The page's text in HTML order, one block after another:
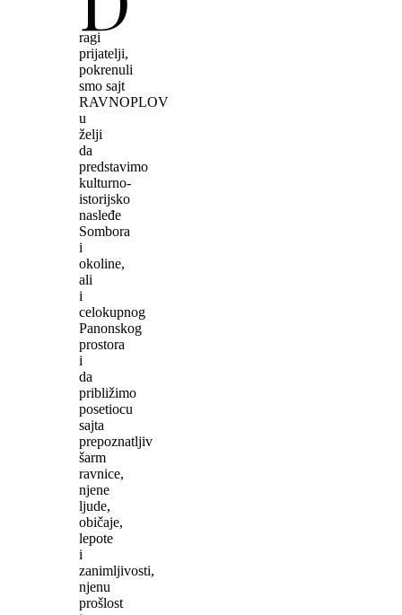
ragi
prijatelji,
pokrenuli
smo sajt
RAVNOPLOV
u
želji
da
predstavimo
kulturno-
istorijsko
nasleđe
Sombora
i
okoline,
ali
i
celokupnog
Panonskog
prostora
i
da
približimo
posetiocu
sajta
prepoznatljiv
šarm
ravnice,
njene
ljude,
običaje,
lepote
i
zanimljivosti,
njenu
prošlost